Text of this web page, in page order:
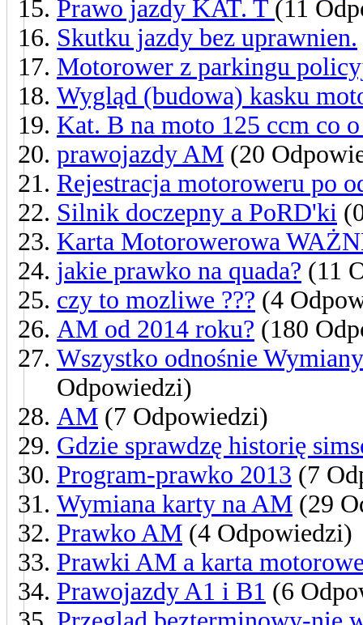
Prawo jazdy KAT. T (11
Skutku jazdy bez uprawnien.
Motorower z parkingu
Wygląd (budowa) kasku
Kat. B na moto 125 ccm co
prawojazdy AM (20
Rejestracja motoroweru po
Silnik doczepny a PoRD'ki
Karta Motorowerowa
jakie prawko na quada? (11
czy to mozliwe ??? (4
AM od 2014 roku? (180
Wszystko odnośnie
Odpowiedzi)
AM (7 Odpowiedzi)
Gdzie sprawdzę historię
Program-prawko 2013 (7
Wymiana karty na AM (29
Prawko AM (4 Odpowiedzi)
Prawki AM a karta
Prawojazdy A1 i B1 (6